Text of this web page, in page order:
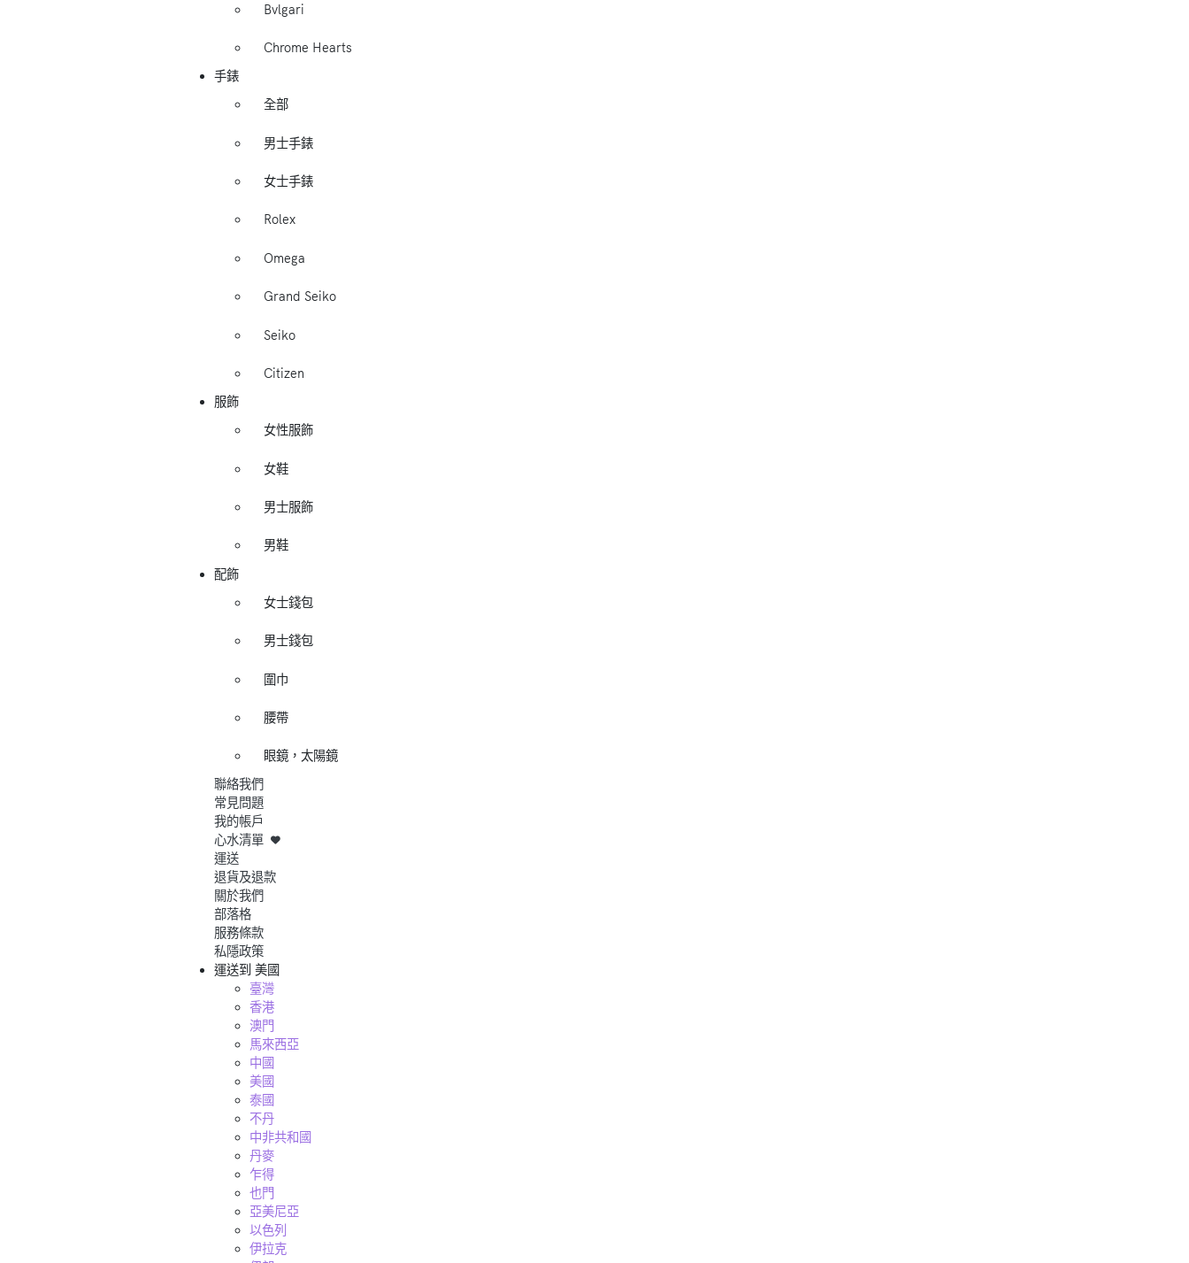
Bvlgari
Chrome Hearts
手錶
全部
男士手錶
女士手錶
Rolex
Omega
Grand Seiko
Seiko
Citizen
服飾
女性服飾
女鞋
男士服飾
男鞋
配飾
女士錢包
男士錢包
圍巾
腰帶
眼鏡，太陽鏡
聯絡我們
常見問題
我的帳戶
心水清單
運送
退貨及退款
關於我們
部落格
服務條款
私隱政策
運送到 美國
臺灣
香港
澳門
馬來西亞
中國
美國
泰國
不丹
中非共和國
丹麥
乍得
也門
亞美尼亞
以色列
伊拉克